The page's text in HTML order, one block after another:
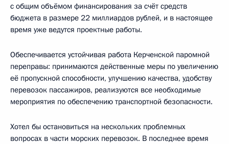
с общим объёмом финансирования за счёт средств
бюджета в размере 22 миллиардов рублей, и в настоящее
время уже ведутся проектные работы.
Обеспечивается устойчивая работа Керченской паромной
переправы: принимаются действенные меры по увеличению
её пропускной способности, улучшению качества, удобству
перевозок пассажиров, реализуются все необходимые
мероприятия по обеспечению транспортной безопасности.
Хотел бы остановиться на нескольких проблемных
вопросах в части морских перевозок. В последнее время